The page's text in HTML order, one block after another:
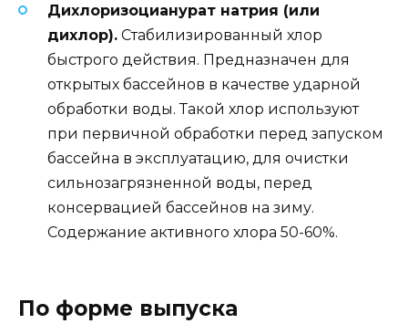
Дихлоризоцианурат натрия (или
дихлор). Стабилизированный хлор
быстрого действия. Предназначен для
открытых бассейнов в качестве ударной
обработки воды. Такой хлор используют
при первичной обработки перед запуском
бассейна в эксплуатацию, для очистки
сильнозагрязненной воды, перед
консервацией бассейнов на зиму.
Содержание активного хлора 50-60%.
По форме выпуска